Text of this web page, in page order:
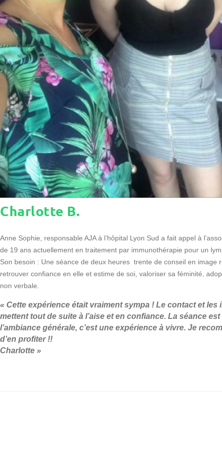
Charlotte B.
Anne Sophie, responsable AJA à l’hôpital Lyon Sud a fait appel à
de 19 ans actuellement en traitement par immunothérapie pour un
Son besoin : Une séance de deux heures trente de conseil en image
retrouver confiance en elle et estime de soi, valoriser sa féminité,
non verbale.
« Cette expérience était vraiment sympa ! Le contact et
mettent tout de suite à l’aise et en confiance. La séance
l’ambiance générale, c’est une expérience à vivre. Je
d’en profiter !!
Charlotte »